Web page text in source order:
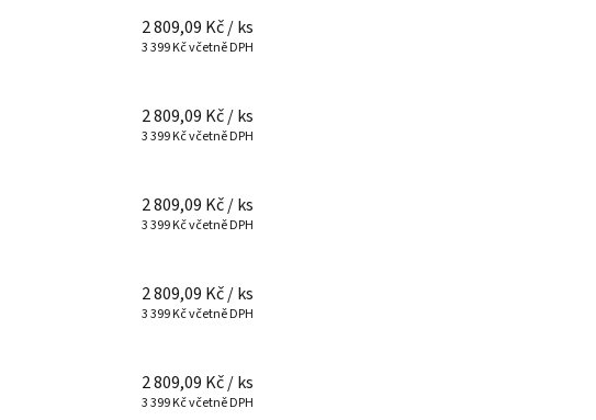
2 809,09 Kč/ ks
3 399 Kč včetně DPH
2 809,09 Kč/ ks
3 399 Kč včetně DPH
2 809,09 Kč/ ks
3 399 Kč včetně DPH
2 809,09 Kč/ ks
3 399 Kč včetně DPH
2 809,09 Kč/ ks
3 399 Kč včetně DPH